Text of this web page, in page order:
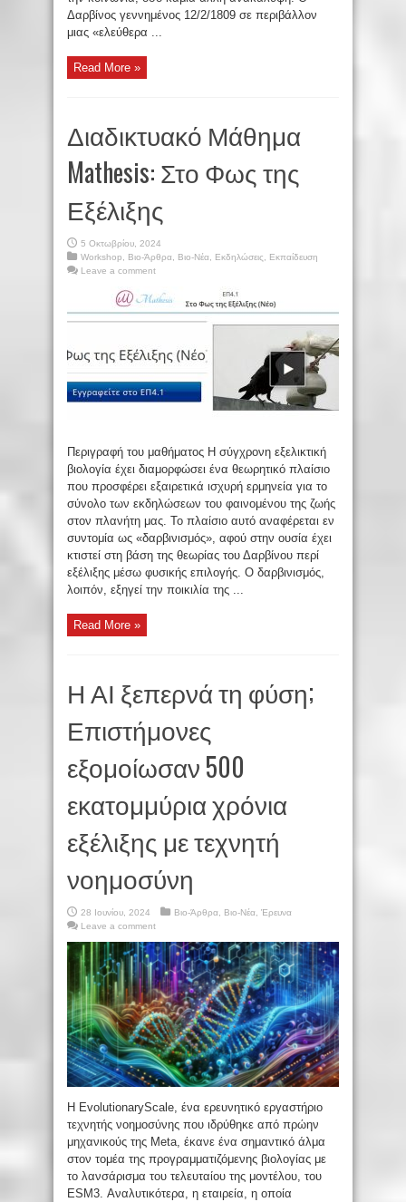
Δαρβίνος γεννημένος 12/2/1809 σε περιβάλλον
μιας «ελεύθερα ...
Read More »
Διαδικτυακό Μάθημα
Mathesis: Στο Φως της
Εξέλιξης
5 Οκτωβρίου, 2024
Workshop
Βιο-Άρθρα Βιο-Νέα Εκδηλώσεις
Εκπαίδευση
Leave a comment
Περιγραφή του μαθήματος Η σύγχρονη εξελικτική
βιολογία έχει διαμορφώσει ένα θεωρητικό πλαίσιο
που προσφέρει εξαιρετικά ισχυρή ερμηνεία για το
σύνολο των εκδηλώσεων του φαινομένου της ζωής
στον πλανήτη μας. Το πλαίσιο αυτό αναφέρεται εν
συντομία ως «δαρβινισμός», αφού στην ουσία έχει
κτιστεί στη βάση της θεωρίας του Δαρβίνου περί
εξέλιξης μέσω φυσικής επιλογής. Ο δαρβινισμός,
λοιπόν, εξηγεί την ποικιλία της ...
Read More »
Η ΑΙ ξεπερνά τη φύση;
Επιστήμονες
εξομοίωσαν 500
εκατομμύρια χρόνια
εξέλιξης με τεχνητή
νοημοσύνη
28 Ιουνίου, 2024 Βιο-Άρθρα Βιο-Νέα Έρευνα
Leave a comment
Η EvolutionaryScale, ένα ερευνητικό εργαστήριο
τεχνητής νοημοσύνης που ιδρύθηκε από πρώην
μηχανικούς της Meta, έκανε ένα σημαντικό άλμα
στον τομέα της προγραμματιζόμενης βιολογίας με
το λανσάρισμα του τελευταίου της μοντέλου, του
ESM3. Αναλυτικότερα, η εταιρεία, η οποία